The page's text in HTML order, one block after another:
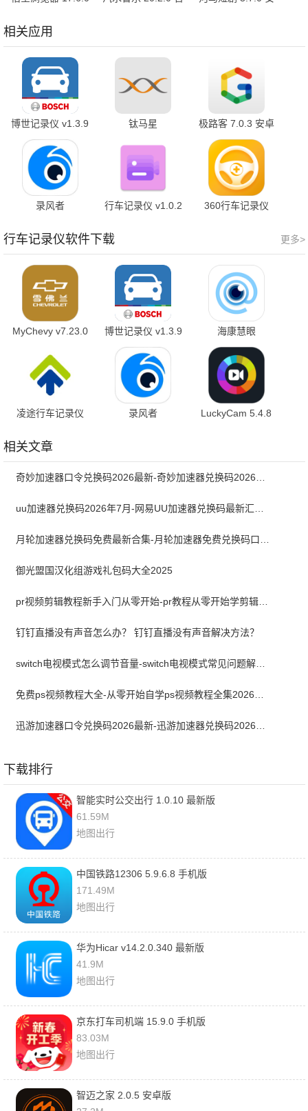
相关应用
博世记录仪 v1.3.9
安卓版
钛马星
极路客 7.0.3 安卓
版
录风者
机版
行车记录仪 v1.0.2
360行车记录仪
更多>
行车记录仪软件下载
MyChevy v7.23.0
博世记录仪 v1.3.9
安卓版
海康慧眼
V3.5.0_build2026071516
官方版
凌途行车记录仪
安卓版
录风者
LuckyCam 5.4.8
相关文章
御光盟国汉化组游戏礼包码大全2025
pr视频剪辑教程新手入门从零开始-pr教程从零开始学剪辑全集免费
钉钉直播没有声音怎么办？ 钉钉直播没有声音解决方法？
switch电视模式怎么调节音量-switch电视模式常见问题解决方案
下载排行
智能实时公交出行 1.0.10 最新版
61.59M
地图出行
中国铁路12306 5.9.6.8 手机版
171.49M
地图出行
华为Hicar v14.2.0.340 最新版
41.9M
地图出行
京东打车司机端 15.9.0 手机版
83.03M
地图出行
智迈之家 2.0.5 安卓版